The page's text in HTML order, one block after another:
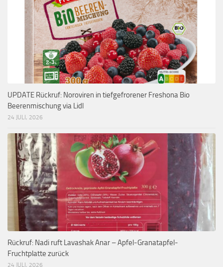
UPDATE Rückruf: Noroviren in tiefgefrorener Freshona Bio
Beerenmischung via Lidl
24 JULI, 2026
Rückruf: Nadi ruft Lavashak Anar – Apfel-Granatapfel-
Fruchtplatte zurück
24 JULI, 2026